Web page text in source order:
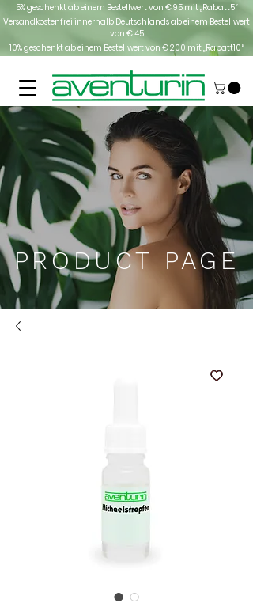
5% geschenkt ab einem Bestellwert von € 95 mit „Rabatt5“
Versandkostenfrei innerhalb Deutschlandsab einem Bestellwert
von € 45
10% geschenkt ab einem Bestellwert von € 200 mit „Rabatt10“
PRODUCT PAGE